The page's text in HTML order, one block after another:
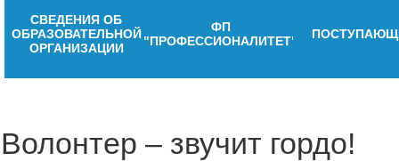
СВЕДЕНИЯ ОБ
ОБРАЗОВАТЕЛЬНОЙ
ОРГАНИЗАЦИИ
ФП
"ПРОФЕССИОНАЛИТЕТ"
Волонтер – звучит гордо!